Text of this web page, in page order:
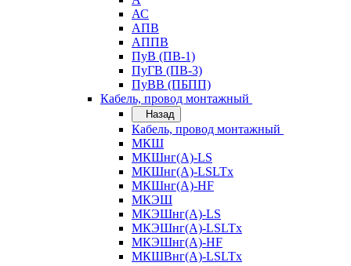
АС
АПВ
АППВ
ПуВ (ПВ-1)
ПуГВ (ПВ-3)
ПуВВ (ПБПП)
Кабель, провод монтажный
Назад
Кабель, провод монтажный
МКШ
МКШнг(А)-LS
МКШнг(А)-LSLTx
МКШнг(А)-HF
МКЭШ
МКЭШнг(А)-LS
МКЭШнг(А)-LSLTx
МКЭШнг(А)-HF
МКШВнг(A)-LSLTx